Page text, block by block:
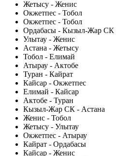
Жетысу - Женис
Окжетпес - Тобол
Окжетпес - Тобол
Ордабасы - Кызыл-Жар СК
Улытау - Женис
Астана - Жетысу
Тобол - Елимай
Атырау - Актобе
Туран - Кайрат
Кайсар - Окжетпес
Елимай - Кайсар
Актобе - Туран
Кызыл-Жар СК - Астана
Женис - Тобол
Жетысу - Улытау
Окжетпес - Атырау
Кайрат - Ордабасы
Кайсар - Женис